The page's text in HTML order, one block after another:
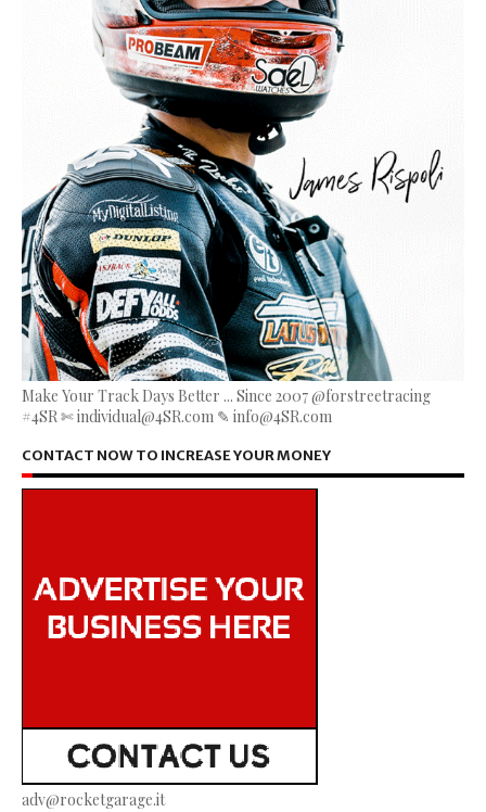
Make Your Track Days Better ... Since 2007 @forstreetracing
#4SR ✄ individual@4SR.com ✎ info@4SR.com
CONTACT NOW TO INCREASE YOUR MONEY
adv@rocketgarage.it